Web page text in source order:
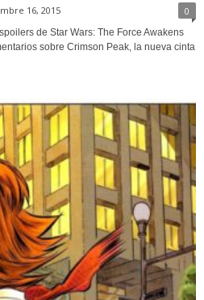
16, 2015 0
de Star Wars: The Force Awakens
sobre Crimson Peak, la nueva cinta